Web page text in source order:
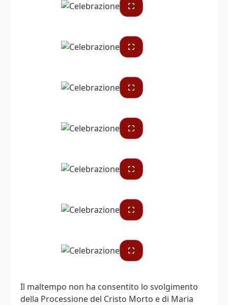
Il maltempo non ha consentito lo svolgimento
della Processione del Cristo Morto e di Maria